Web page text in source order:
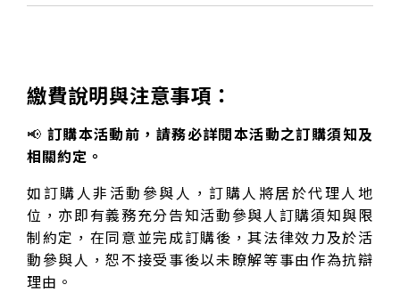
繳費說明與注意事項：
📢 訂購本活動前，請務必詳閱本活動之訂購須知及
相關約定。
如訂購人非活動參與人，訂購人將居於代理人地
位，亦即有義務充分告知活動參與人訂購須知與限
制約定，在同意並完成訂購後，其法律效力及於活
動參與人，恕不接受事後以未瞭解等事由作為抗辯
理由。